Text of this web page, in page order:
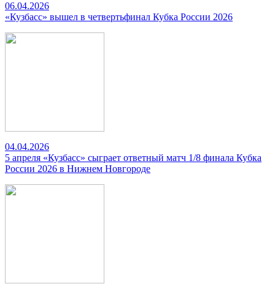
06.04.2026
«Кузбасс» вышел в четвертьфинал Кубка России 2026
04.04.2026
5 апреля «Кузбасс» сыграет ответный матч 1/8 финала Кубка
России 2026 в Нижнем Новгороде